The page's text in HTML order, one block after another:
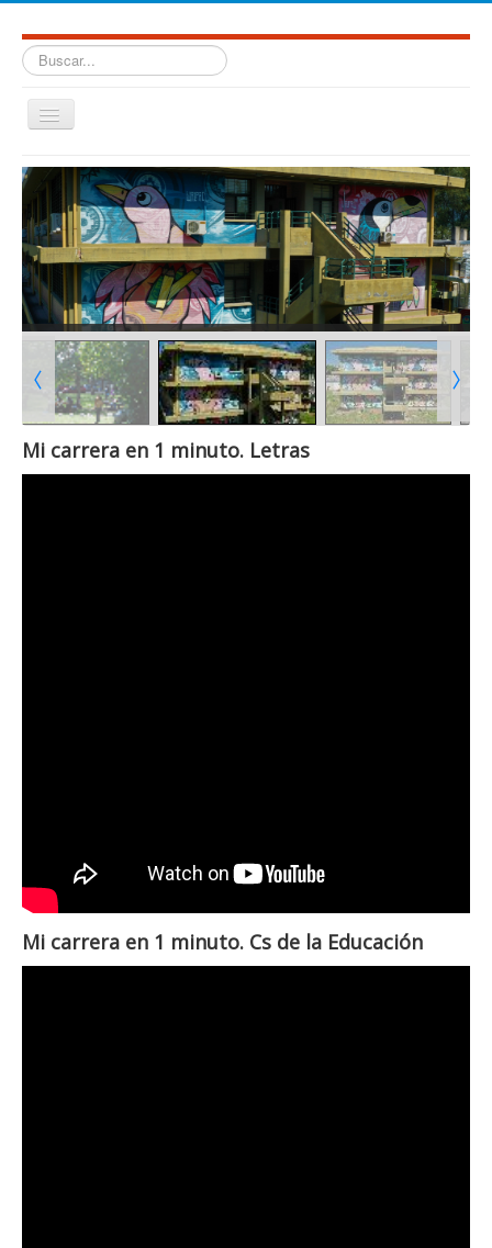
Buscar...
Cambiar
navegación
≡
Facultad de Humanidades. Universidad Nacional de Salta.
Mi carrera en 1 minuto. Letras
Mi carrera en 1 minuto. Cs de la Educación